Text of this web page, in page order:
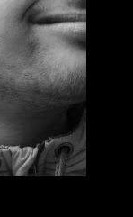
au long de
S’INSCRIRE